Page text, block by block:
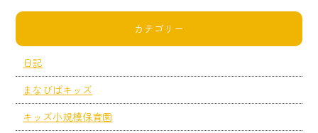
カテゴリー
日記
まなびばキッズ
キッズ小規模保育園